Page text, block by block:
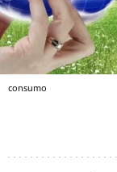
consumo